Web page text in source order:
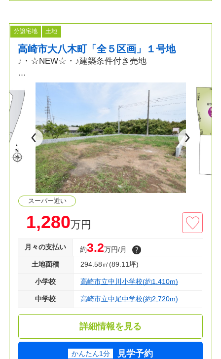
分譲宅地 土地
高崎市大八木町「全５区画」１号地
♪・☆NEW☆・♪建築条件付き売地
☆～POINT～☆
◆土地面積70坪以上
◆スーパー・コンビニ徒歩圏内
◆フルオーダー・セミオーダー可
スーパー近い
1,280万円
月々の支払い 約3.2万円/月
土地面積 294.58㎡(89.11坪)
小学校 高崎市立中川小学校(約1,410m)
中学校 高崎市立中尾中学校(約2,720m)
詳細情報を見る
かんたん1分 見学予約